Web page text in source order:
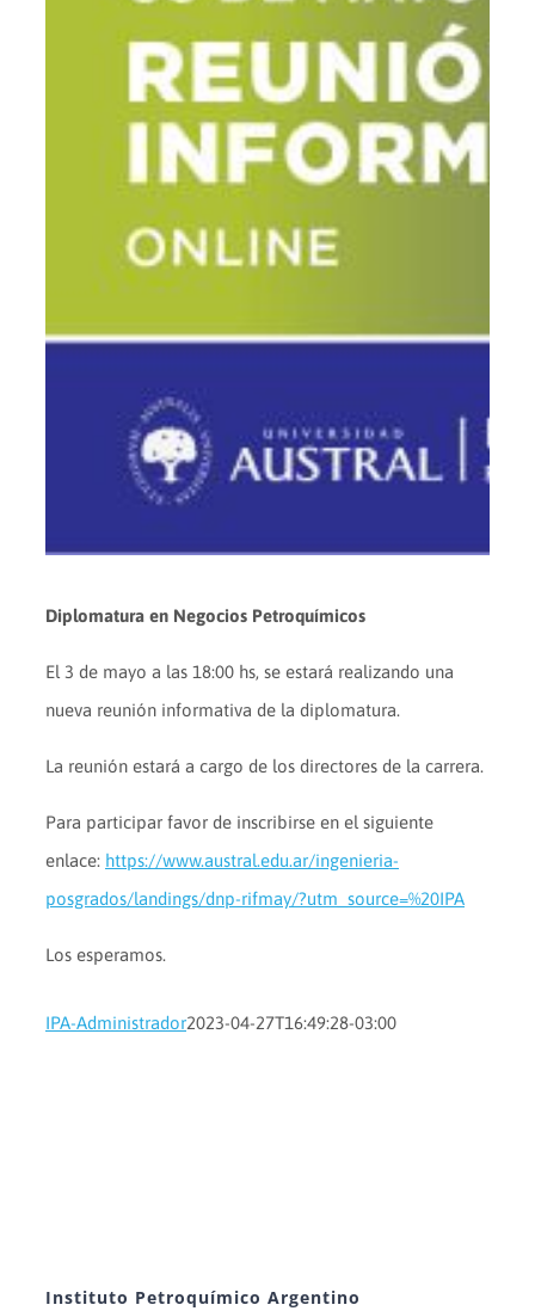
Diplomatura en Negocios Petroquímicos
El 3 de mayo a las 18:00 hs, se estará realizando una
nueva reunión informativa de la diplomatura.
La reunión estará a cargo de los directores de la carrera.
Para participar favor de inscribirse en el siguiente
enlace: https://www.austral.edu.ar/ingenieria-
posgrados/landings/dnp-rifmay/?utm_source=%20IPA
Los esperamos.
IPA-Administrador2023-04-27T16:49:28-03:00
Instituto Petroquímico Argentino